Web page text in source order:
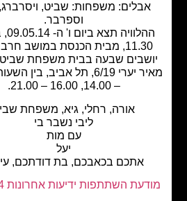
אבלים: משפחות: שביט, ויסרברג, פלד
וספרבר.
ההלוויה תצא ביום ו' ה- 09.05.14, בשעה
שבעה בבית משפחת שביט, רחוב
מאיר יערי 6/19, תל אביב, בין השעות 10.00
אורה, רחלי, גיא, משפחת שביט
ליבי נשבר בי
אתכם בכאבכם, בת דודתכם, עירית
השתתפות ידיעות אחרונות 14.5.14